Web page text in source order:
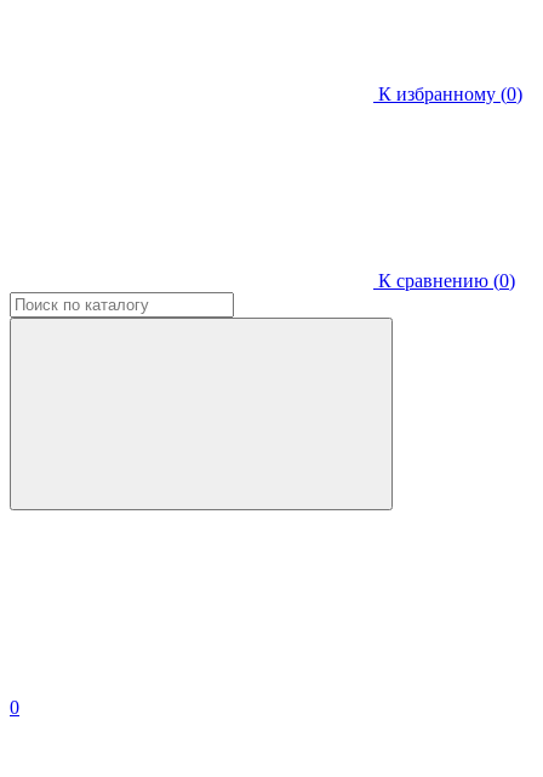
К избранному (0)
К сравнению (0)
0